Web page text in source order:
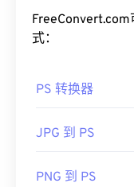
式：
PS 转换器
JPG 到 PS
PNG 到 PS